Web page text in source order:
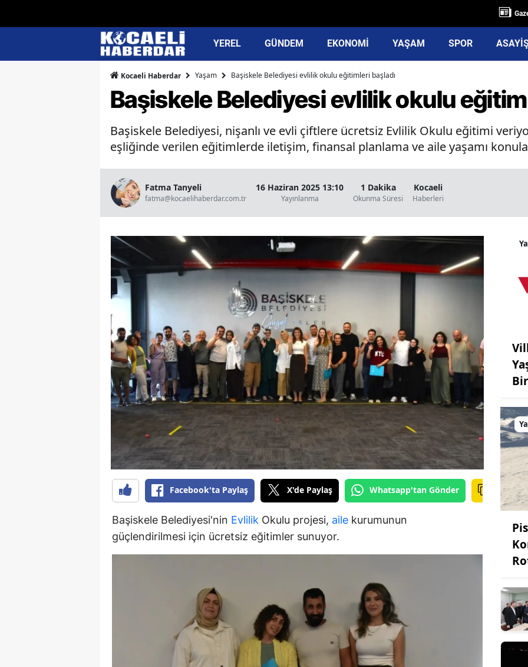
YEREL GÜNDEM EKONOMİ YAŞAM SPOR
Kocaeli Haberdar Yaşam Başiskele Belediyesi evlilik okulu eğitimleri başladı
Başiskele Belediyesi evlilik okulu
Başiskele Belediyesi, nişanlı ve evli çiftlere ücretsiz Evlilik Okulu eğitimi
eşliğinde verilen eğitimlerde iletişim, finansal planlama ve aile yaşamı
Fatma Tanyeli
fatma@kocaelihaberdar.com.tr
16 Haziran 2025 13:10
Yayınlanma
1 Dakika
Okunma Süresi
Kocaeli
Haberleri
Facebook'ta Paylaş X'de Paylaş Whatsapp'tan Gönder
Başiskele Belediyesi'nin Evlilik Okulu projesi, aile kurumunun
güçlendirilmesi için ücretsiz eğitimler sunuyor.